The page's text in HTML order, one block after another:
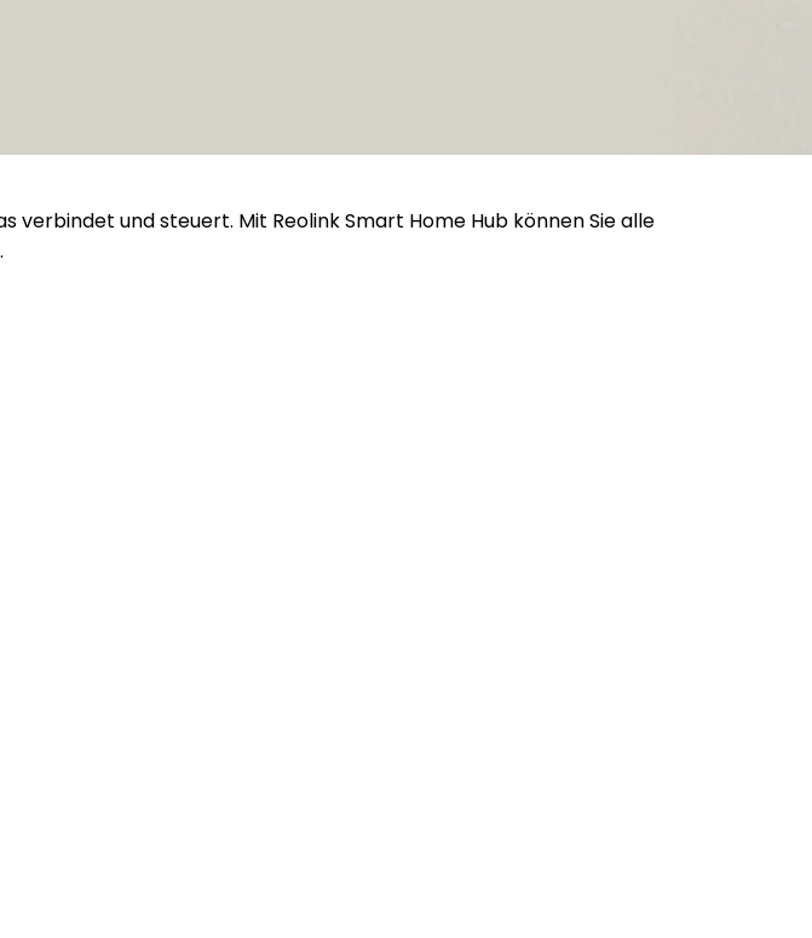
verbindet und steuert. Mit Reolink Smart Home Hub können Sie alle